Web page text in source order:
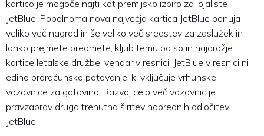
kartico je mogoče najti kot premijsko izbiro za lojaliste
JetBlue. Popolnoma nova največja kartica JetBlue ponuja
veliko več nagrad in še veliko več sredstev za zaslužek in
lahko prejmete predmete, kljub temu pa so in najdražje
kartice letalske družbe, vendar v resnici. JetBlue v resnici ni
edino proračunsko potovanje, ki vključuje vrhunske
vozovnice za gotovino. Razvoj celo več vozovnic je
pravzaprav druga trenutna širitev naprednih odločitev
JetBlue.